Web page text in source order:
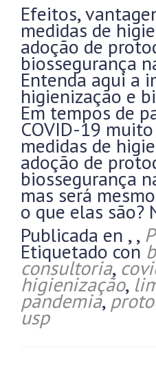
Efeitos,
medidas de
adoção de
biossegurança
Entenda aqui a
higienização e
Em tempos de
COVID-19
medidas de
adoção de
biossegurança
mas será
o que elas são?
Publicada en ,,
Etiquetado con
consultoria,
higienização,
pandemia,
usp